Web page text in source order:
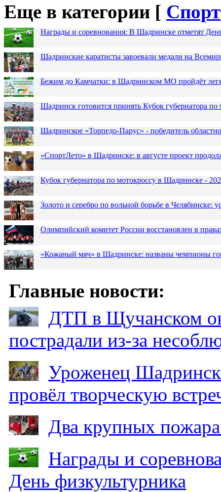
Еще в категории [ Спорт
Награды и соревнования: В Шадринске отметят
Шадринские каратисты завоевали медали на
Бежим до Камчатки: в Шадринском МО пройдёт
Шадринск готовится принять Кубок губернатора по
Шадринское «Торпедо-Парус» - победитель
«СпортЛето» в Шадринске: в августе проект
Кубок губернатора по мотокроссу в Шадринске -
Золото и серебро по вольной борьбе в Челябинске:
Олимпийский комитет России восстановлен в
«Кожаный мяч» в Шадринске: названы чемпионы
Главные новости:
ДТП в Щучанском
пострадали из-за
Уроженец
провёл творческую
Два крупных
Награды и
День физкультурника